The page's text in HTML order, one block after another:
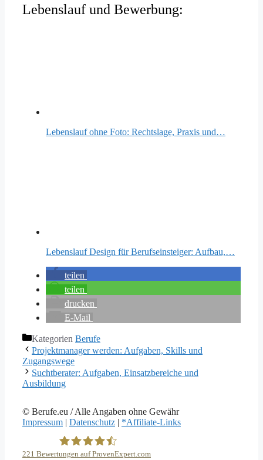
Lebenslauf und Bewerbung:
Lebenslauf ohne Foto: Rechtslage, Praxis und…
Lebenslauf Design für Berufseinsteiger: Aufbau,…
teilen
teilen
drucken
E-Mail
Kategorien Berufe
Projektmanager werden: Aufgaben, Skills und
Zugangswege
Suchtberater: Aufgaben, Einsatzbereiche und
Ausbildung
© Berufe.eu / Alle Angaben ohne Gewähr
Impressum | Datenschutz | *Affiliate-Links
221 Bewertungen auf ProvenExpert.com